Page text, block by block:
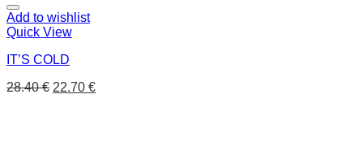
Add to wishlist
Quick View
IT’S COLD
28.40€ 22.70 €